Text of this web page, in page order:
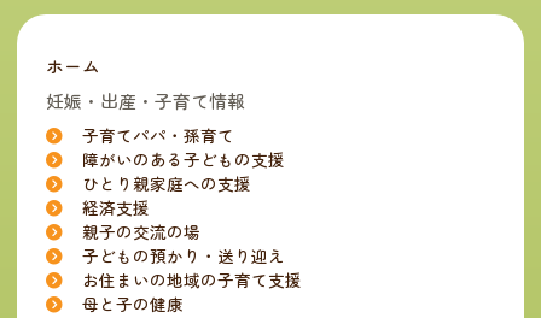
ホーム
妊娠・出産・子育て情報
子育てパパ・孫育て
障がいのある子どもの支援
ひとり親家庭への支援
経済支援
親子の交流の場
子どもの預かり・送り迎え
お住まいの地域の子育て支援
母と子の健康